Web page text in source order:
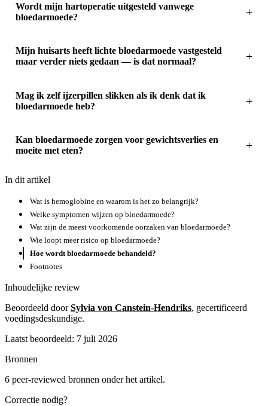
Wordt mijn hartoperatie uitgesteld vanwege
bloedarmoede?
Mijn huisarts heeft lichte bloedarmoede vastgesteld
maar verder niets gedaan — is dat normaal?
Mag ik zelf ijzerpillen slikken als ik denk dat ik
bloedarmoede heb?
Kan bloedarmoede zorgen voor gewichtsverlies en
moeite met eten?
In dit artikel
Wat is hemoglobine en waarom is het zo belangrijk?
Welke symptomen wijzen op bloedarmoede?
Wat zijn de meest voorkomende oorzaken van bloedarmoede?
Wie loopt meer risico op bloedarmoede?
Hoe wordt bloedarmoede behandeld?
Footnotes
Inhoudelijke review
Beoordeeld doorSylvia von Canstein-Hendriks, gecertificeerd
voedingsdeskundige.
Laatst beoordeeld: 7 juli 2026
Bronnen
6 peer-reviewed bronnen onder het artikel.
Correctie nodig?